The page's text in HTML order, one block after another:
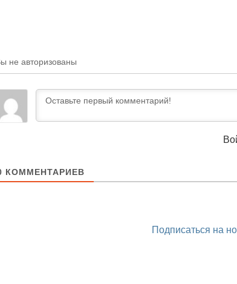
не авторизованы
КОММЕНТАРИЕВ
Подписаться на